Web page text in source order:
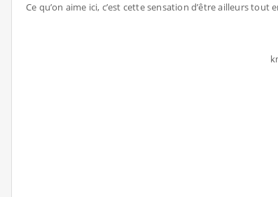
Ce qu’on aime ici, c’est cette sensation d’être ailleurs